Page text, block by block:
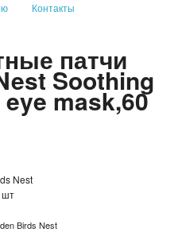
Контакты
патчи
Soothing
mask,60
Nest
шт
Birds Nest